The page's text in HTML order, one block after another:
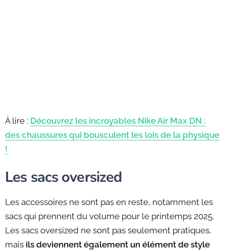
À lire : Découvrez les incroyables Nike Air Max DN :
des chaussures qui bousculent les lois de la physique
!
Les sacs oversized
Les accessoires ne sont pas en reste, notamment les
sacs qui prennent du volume pour le printemps 2025.
Les sacs oversized ne sont pas seulement pratiques,
mais ils deviennent également un élément de style